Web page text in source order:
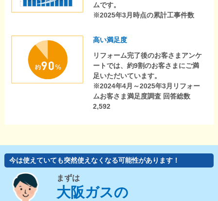
ムです。
※2025年3月時点の累計工事件数
高い満足度
リフォーム完了後のお客さまアンケ
ートでは、約9割のお客さまにご満
足いただいています。
※2024年4月～2025年3月リフォー
ムお客さま満足度調査 回答総数
2,592
今は使えていても突然使えなくなる可能性があります！
まずは
大阪ガスの